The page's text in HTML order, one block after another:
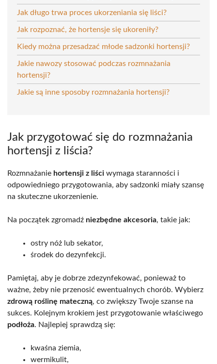
Jak długo trwa proces ukorzeniania się liści?
Jak rozpoznać, że hortensje się ukoreniły?
Kiedy można przesadzać młode sadzonki hortensji?
Jakie nawozy stosować podczas rozmnażania
hortensji?
Jakie są inne sposoby rozmnażania hortensji?
Jak przygotować się do rozmnażania
hortensji z liścia?
Rozmnażanie hortensji z liści wymaga staranności i
odpowiedniego przygotowania, aby sadzonki miały szansę
na skuteczne ukorzenienie.
Na początek zgromadź niezbędne akcesoria, takie jak:
ostry nóż lub sekator,
środek do dezynfekcji.
Pamiętaj, aby je dobrze zdezynfekować, ponieważ to
ważne, żeby nie przenosić ewentualnych chorób. Wybierz
zdrową roślinę mateczną, co zwiększy Twoje szanse na
sukces. Kolejnym krokiem jest przygotowanie właściwego
podłoża. Najlepiej sprawdzą się:
kwaśna ziemia,
wermikulit,